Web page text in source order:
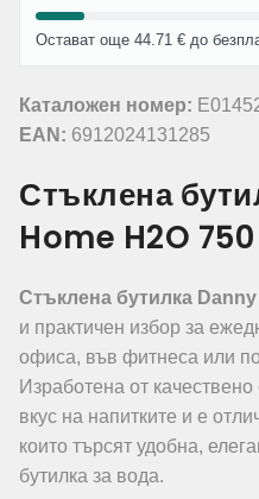
Остават още 44.71 € до
Каталожен номер:
EAN: 6912024131285
Стъклена
Home H2O
Стъклена бутилка
и практичен избор за
офиса, във фитнеса или
Изработена от качествено
вкус на напитките и е
които търсят удобна,
бутилка за вода.